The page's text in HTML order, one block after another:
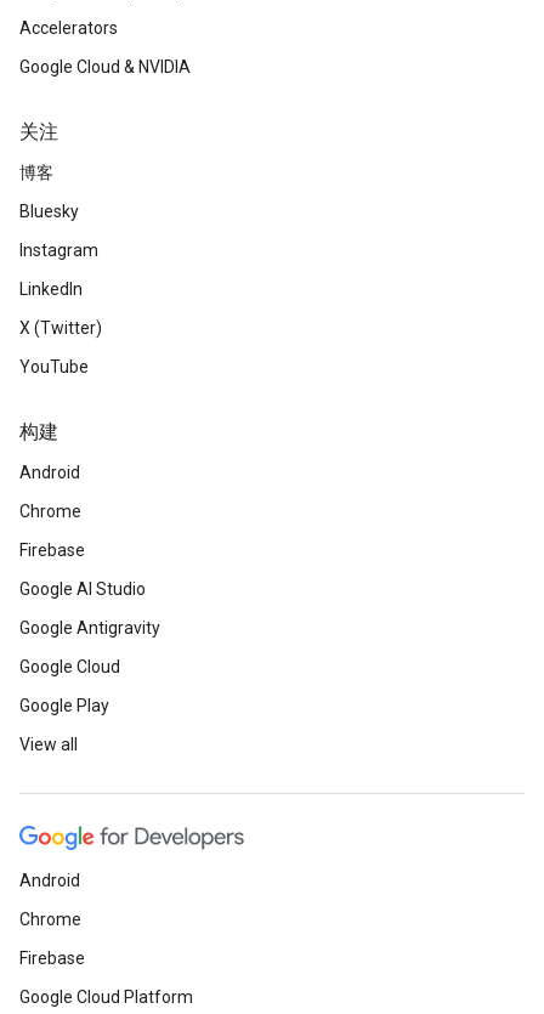
Accelerators
Google Cloud & NVIDIA
关注
博客
Bluesky
Instagram
LinkedIn
X (Twitter)
YouTube
构建
Android
Chrome
Firebase
Google AI Studio
Google Antigravity
Google Cloud
Google Play
View all
Android
Chrome
Firebase
Google Cloud Platform